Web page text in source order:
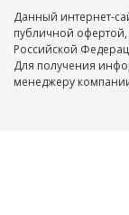
Данный интернет-
публичной
Российской
Для получения
менеджеру